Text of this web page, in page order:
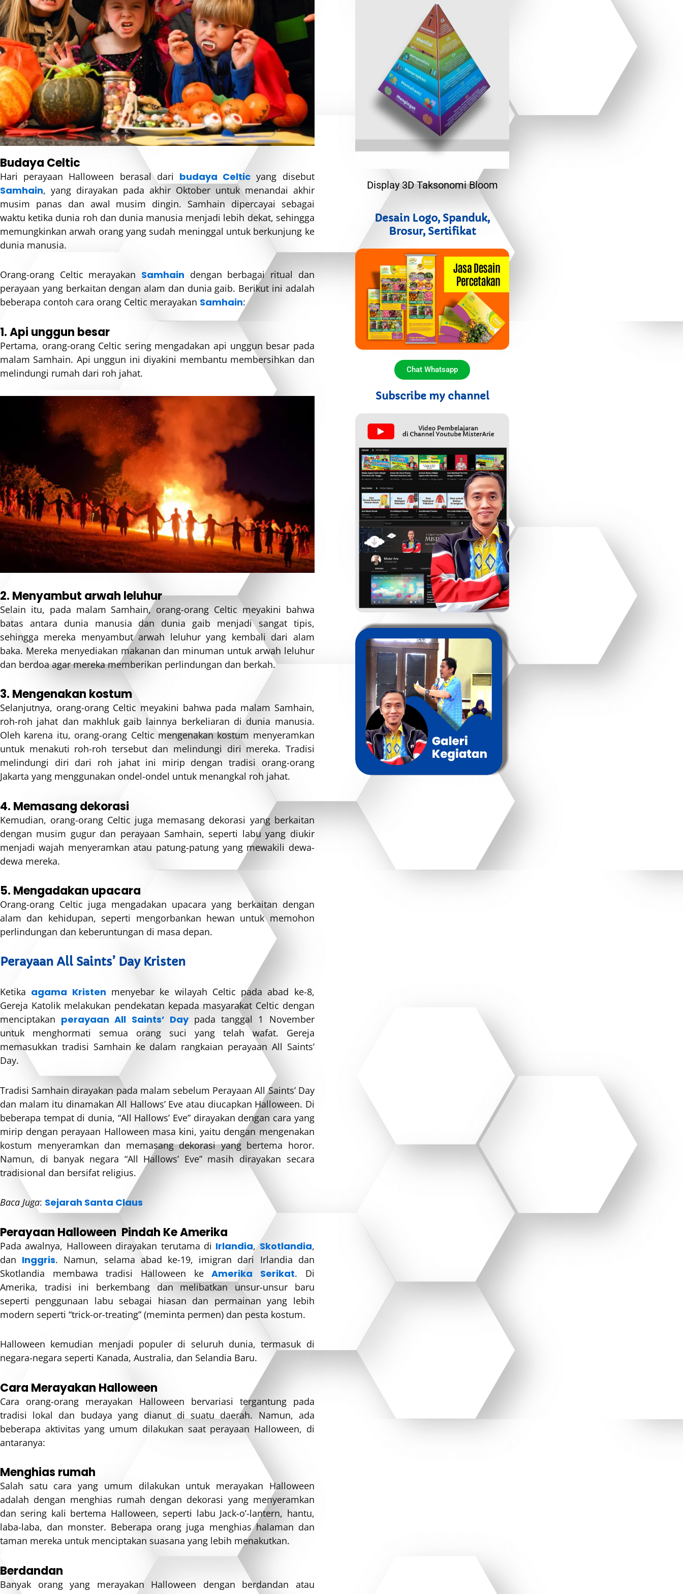
Budaya Celtic
Hari perayaan Halloween berasal dari budaya Celtic yang disebut
Samhain, yang dirayakan pada akhir Oktober untuk menandai akhir
musim panas dan awal musim dingin. Samhain dipercayai sebagai
waktu ketika dunia roh dan dunia manusia menjadi lebih dekat, sehingga
memungkinkan arwah orang yang sudah meninggal untuk berkunjung ke
dunia manusia.
Orang-orang Celtic merayakan Samhain dengan berbagai ritual dan
perayaan yang berkaitan dengan alam dan dunia gaib. Berikut ini adalah
beberapa contoh cara orang Celtic merayakan Samhain:
1. Api unggun besar
Pertama, orang-orang Celtic sering mengadakan api unggun besar pada
malam Samhain. Api unggun ini diyakini membantu membersihkan dan
melindungi rumah dari roh jahat.
2. Menyambut arwah leluhur
Selain itu, pada malam Samhain, orang-orang Celtic meyakini bahwa
batas antara dunia manusia dan dunia gaib menjadi sangat tipis,
sehingga mereka menyambut arwah leluhur yang kembali dari alam
baka. Mereka menyediakan makanan dan minuman untuk arwah leluhur
dan berdoa agar mereka memberikan perlindungan dan berkah.
3. Mengenakan kostum
Selanjutnya, orang-orang Celtic meyakini bahwa pada malam Samhain,
roh-roh jahat dan makhluk gaib lainnya berkeliaran di dunia manusia.
Oleh karena itu, orang-orang Celtic mengenakan kostum menyeramkan
untuk menakuti roh-roh tersebut dan melindungi diri mereka. Tradisi
melindungi diri dari roh jahat ini mirip dengan tradisi orang-orang
Jakarta yang menggunakan ondel-ondel untuk menangkal roh jahat.
4. Memasang dekorasi
Kemudian, orang-orang Celtic juga memasang dekorasi yang berkaitan
dengan musim gugur dan perayaan Samhain, seperti labu yang diukir
menjadi wajah menyeramkan atau patung-patung yang mewakili dewa-
dewa mereka.
5. Mengadakan upacara
Orang-orang Celtic juga mengadakan upacara yang berkaitan dengan
alam dan kehidupan, seperti mengorbankan hewan untuk memohon
perlindungan dan keberuntungan di masa depan.
Perayaan All Saints’ Day Kristen
Ketika agama Kristen menyebar ke wilayah Celtic pada abad ke-8,
Gereja Katolik melakukan pendekatan kepada masyarakat Celtic dengan
menciptakan perayaan All Saints’ Daypada tanggal 1 November
untuk menghormati semua orang suci yang telah wafat. Gereja
memasukkan tradisi Samhain ke dalam rangkaian perayaan All Saints’
Day.
Tradisi Samhain dirayakan pada malam sebelum Perayaan All Saints’ Day
dan malam itu dinamakan All Hallows’ Eve atau diucapkan Halloween. Di
beberapa tempat di dunia, “All Hallows’ Eve” dirayakan dengan cara yang
mirip dengan perayaan Halloween masa kini, yaitu dengan mengenakan
kostum menyeramkan dan memasang dekorasi yang bertema horor.
Namun, di banyak negara “All Hallows’ Eve” masih dirayakan secara
tradisional dan bersifat religius.
Baca Juga: Sejarah Santa Claus
Perayaan Halloween Pindah Ke Amerika
Pada awalnya, Halloween dirayakan terutama di Irlandia,Skotlandia,
dan Inggris. Namun, selama abad ke-19, imigran dari Irlandia dan
Skotlandia membawa tradisi Halloween keAmerika Serikat. Di
Amerika, tradisi ini berkembang dan melibatkan unsur-unsur baru
seperti penggunaan labu sebagai hiasan dan permainan yang lebih
modern seperti “trick-or-treating” (meminta permen) dan pesta kostum.
Halloween kemudian menjadi populer di seluruh dunia, termasuk di
negara-negara seperti Kanada, Australia, dan Selandia Baru.
Cara Merayakan Halloween
Cara orang-orang merayakan Halloween bervariasi tergantung pada
tradisi lokal dan budaya yang dianut di suatu daerah. Namun, ada
beberapa aktivitas yang umum dilakukan saat perayaan Halloween, di
antaranya:
Menghias rumah
Salah satu cara yang umum dilakukan untuk merayakan Halloween
adalah dengan menghias rumah dengan dekorasi yang menyeramkan
dan sering kali bertema Halloween, seperti labu Jack-o’-lantern, hantu,
laba-laba, dan monster. Beberapa orang juga menghias halaman dan
taman mereka untuk menciptakan suasana yang lebih menakutkan.
Berdandan
Banyak orang yang merayakan Halloween dengan berdandan atau
Display 3D Taksonomi Bloom
Desain Logo, Spanduk,
Brosur, Sertifikat
Chat Whatsapp
Subscribe my channel